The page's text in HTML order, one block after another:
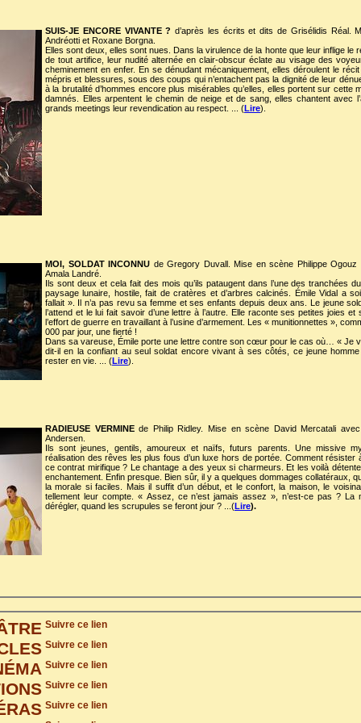
SUIS-JE ENCORE VIVANTE ? d’après les écrits et dits de Grisélidis Réal.
Andréotti et Roxane Borgna.
Elles sont deux, elles sont nues. Dans la virulence de la honte que leur inflige le
de tout artifice, leur nudité alternée en clair-obscur éclate au visage des
cheminement en enfer. En se dénudant mécaniquement, elles déroulent le
mépris et blessures, sous des coups qui n’entachent pas la dignité de leur
à la brutalité d’hommes encore plus misérables qu’elles, elles portent sur cette
damnés. Elles arpentent le chemin de neige et de sang, elles chantent avec
grands meetings leur revendication au respect. ... (Lire).
MOI, SOLDAT INCONNU de Gregory Duvall. Mise en scène Philippe
Amala Landré.
Ils sont deux et cela fait des mois qu’ils pataugent dans l’une des tranchées
paysage lunaire, hostile, fait de cratères et d’arbres calcinés. Émile Vidal a
fallait ». Il n’a pas revu sa femme et ses enfants depuis deux ans. Le jeune
l’attend et le lui fait savoir d’une lettre à l’autre. Elle raconte ses petites joies
l’effort de guerre en travaillant à l’usine d’armement. Les « munitionnettes »,
000 par jour, une fierté !
Dans sa vareuse, Émile porte une lettre contre son cœur pour le cas où… « Je
dit-il en la confiant au seul soldat encore vivant à ses côtés, ce jeune
rester en vie. ... (Lire).
RADIEUSE VERMINEde Philip Ridley. Mise en scène David Mercatali
Andersen.
Ils sont jeunes, gentils, amoureux et naïfs, futurs parents. Une missive
réalisation des rêves les plus fous d’un luxe hors de portée. Comment
ce contrat mirifique ? Le chantage a des yeux si charmeurs. Et les voilà
enchantement. Enfin presque. Bien sûr, il y a quelques dommages collatéraux,
la morale si faciles. Mais il suffit d’un début, et le confort, la maison, le
tellement leur compte. « Assez, ce n’est jamais assez », n’est-ce pas ? La
dérégler, quand les scrupules se feront jour ? ...(Lire).
Suivre ce lien
Suivre ce lien
Suivre ce lien
Suivre ce lien
Suivre ce lien